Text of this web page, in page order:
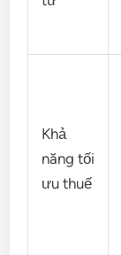
Khả
năng tối
ưu thuế